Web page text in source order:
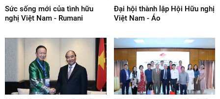
Sức sống mới của tình hữu
nghị Việt Nam - Rumani
Đại hội thành lập Hội Hữu nghị
Việt Nam - Áo